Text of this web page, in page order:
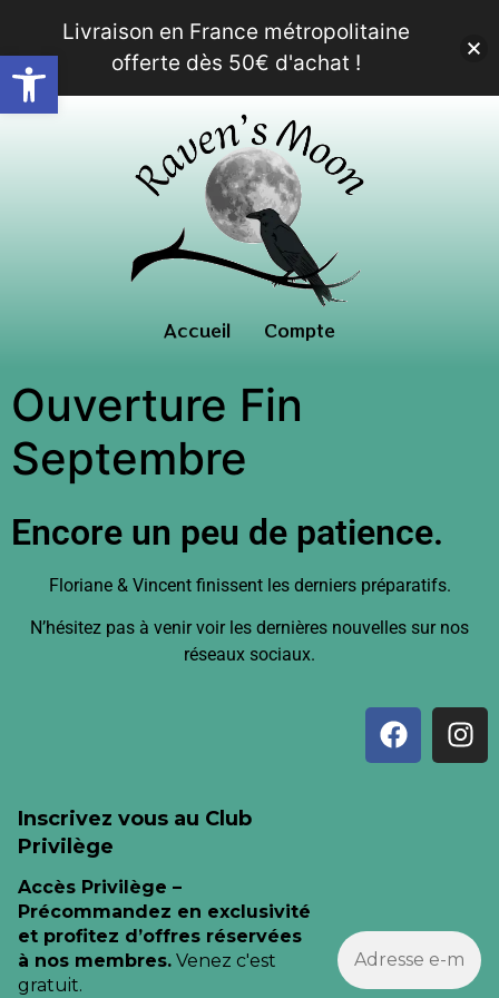
Ouvrir la barre d’outils
Accueil Compte
Ouverture Fin
Septembre
Encore un peu de patience.
Floriane & Vincent finissent les derniers préparatifs.
N’hésitez pas à venir voir les dernières nouvelles sur nos
réseaux sociaux.
Inscrivez vous au Club
Privilège
Accès Privilège –
Précommandez en exclusivité
et profitez d’offres réservées
à nos membres. Venez c'est
gratuit.
Livraison en France métropolitaine
offerte dès 50€ d'achat !